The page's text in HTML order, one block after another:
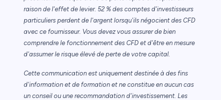
raison de l'effet de levier. 52 % des comptes d'investisseurs
particuliers perdent de l'argent lorsqu'ils négocient des CFD
avec ce fournisseur. Vous devez vous assurer de bien
comprendre le fonctionnement des CFD et d'être en mesure
d'assumer le risque élevé de perte de votre capital.
Cette communication est uniquement destinée à des fins
d'information et de formation et ne constitue en aucun cas
un conseil ou une recommandation d'investissement. Les